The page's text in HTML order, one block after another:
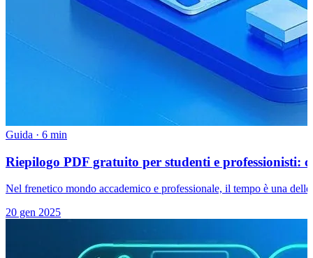
Guida · 6 min
Riepilogo PDF gratuito per studenti e professionisti:
Nel frenetico mondo accademico e professionale, il tempo è una
20 gen 2025